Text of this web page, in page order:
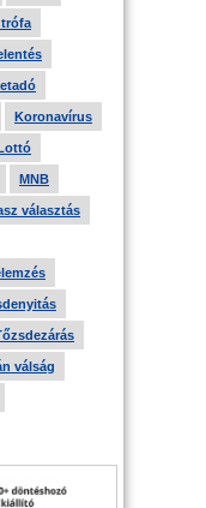
Koronavírus
MNB
választás
válság